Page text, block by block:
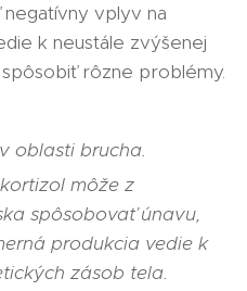
vplyv na
k neustále zvýšenej
rôzne problémy.
oblasti brucha.
môže z
spôsobovať únavu,
produkcia vedie k
zásob tela.